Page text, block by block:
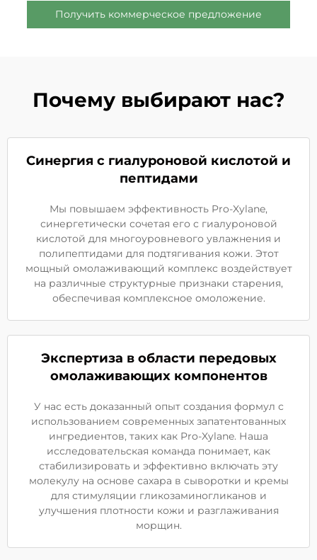
Получить коммерческое предложение
Почему выбирают нас?
Синергия с гиалуроновой кислотой и
пептидами
Мы повышаем эффективность Pro-Xylane,
синергетически сочетая его с гиалуроновой
кислотой для многоуровневого увлажнения и
полипептидами для подтягивания кожи. Этот
мощный омолаживающий комплекс воздействует
на различные структурные признаки старения,
обеспечивая комплексное омоложение.
Экспертиза в области передовых
омолаживающих компонентов
У нас есть доказанный опыт создания формул с
использованием современных запатентованных
ингредиентов, таких как Pro-Xylane. Наша
исследовательская команда понимает, как
стабилизировать и эффективно включать эту
молекулу на основе сахара в сыворотки и кремы
для стимуляции гликозаминогликанов и
улучшения плотности кожи и разглаживания
морщин.